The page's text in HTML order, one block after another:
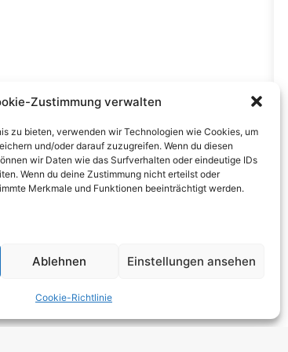
Zustimmung verwalten
zu bieten, verwenden wir Technologien wie Cookies, um
und/oder darauf zuzugreifen. Wenn du diesen
wir Daten wie das Surfverhalten oder eindeutige IDs
Wenn du deine Zustimmung nicht erteilst oder
Merkmale und Funktionen beeinträchtigt werden.
Ablehnen Einstellungen ansehen
Cookie-Richtlinie